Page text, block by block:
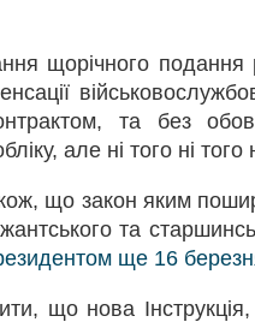
щорічного
та без
але ні того ні
що закон яким
та
ще 16
що нова